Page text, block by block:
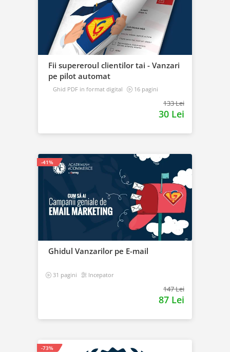
Fii supereroul clientilor tai - Vanzari
pe pilot automat
Ghid PDF in format digital
16 pagini
133 Lei
30 Lei
Ghidul Vanzarilor pe E-mail
31 pagini Incepator
147 Lei
87 Lei
-41%
-73%